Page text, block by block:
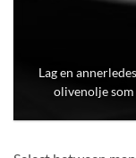
Lag en
olivenolje